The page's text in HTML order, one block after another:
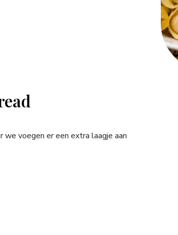
voegen er een extra laagje aan